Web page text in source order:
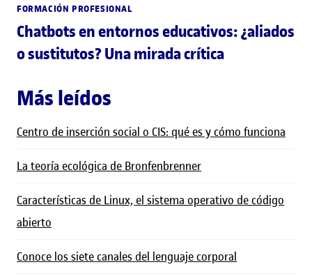
FORMACIÓN PROFESIONAL
Chatbots en entornos educativos: ¿aliados
o sustitutos? Una mirada crítica
Más leídos
Centro de inserción social o CIS: qué es y cómo funciona
La teoría ecológica de Bronfenbrenner
Características de Linux, el sistema operativo de código
abierto
Conoce los siete canales del lenguaje corporal